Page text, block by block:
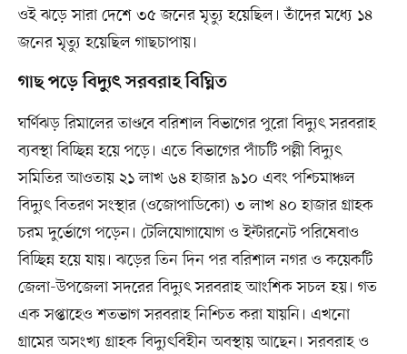
ওই ঝড়ে সারা দেশে ৩৫ জনের মৃত্যু হয়েছিল। তাঁদের মধ্যে ১৪
জনের মৃত্যু হয়েছিল গাছচাপায়।
গাছ পড়ে বিদ্যুৎ সরবরাহ বিঘ্নিত
ঘর্ণিঝড় রিমালের তাণ্ডবে বরিশাল বিভাগের পুরো বিদ্যুৎ সরবরাহ
ব্যবস্থা বিচ্ছিন্ন হয়ে পড়ে। এতে বিভাগের পাঁচটি পল্লী বিদ্যুৎ
সমিতির আওতায় ২১ লাখ ৬৪ হাজার ৯১০ এবং পশ্চিমাঞ্চল
বিদ্যুৎ বিতরণ সংস্থার (ওজোপাডিকো) ৩ লাখ ৪০ হাজার গ্রাহক
চরম দুর্ভোগে পড়েন। টেলিযোগাযোগ ও ইন্টারনেট পরিষেবাও
বিচ্ছিন্ন হয়ে যায়। ঝড়ের তিন দিন পর বরিশাল নগর ও কয়েকটি
জেলা-উপজেলা সদরের বিদ্যুৎ সরবরাহ আংশিক সচল হয়। গত
এক সপ্তাহেও শতভাগ সরবরাহ নিশ্চিত করা যায়নি। এখনো
গ্রামের অসংখ্য গ্রাহক বিদ্যুৎবিহীন অবস্থায় আছেন। সরবরাহ ও